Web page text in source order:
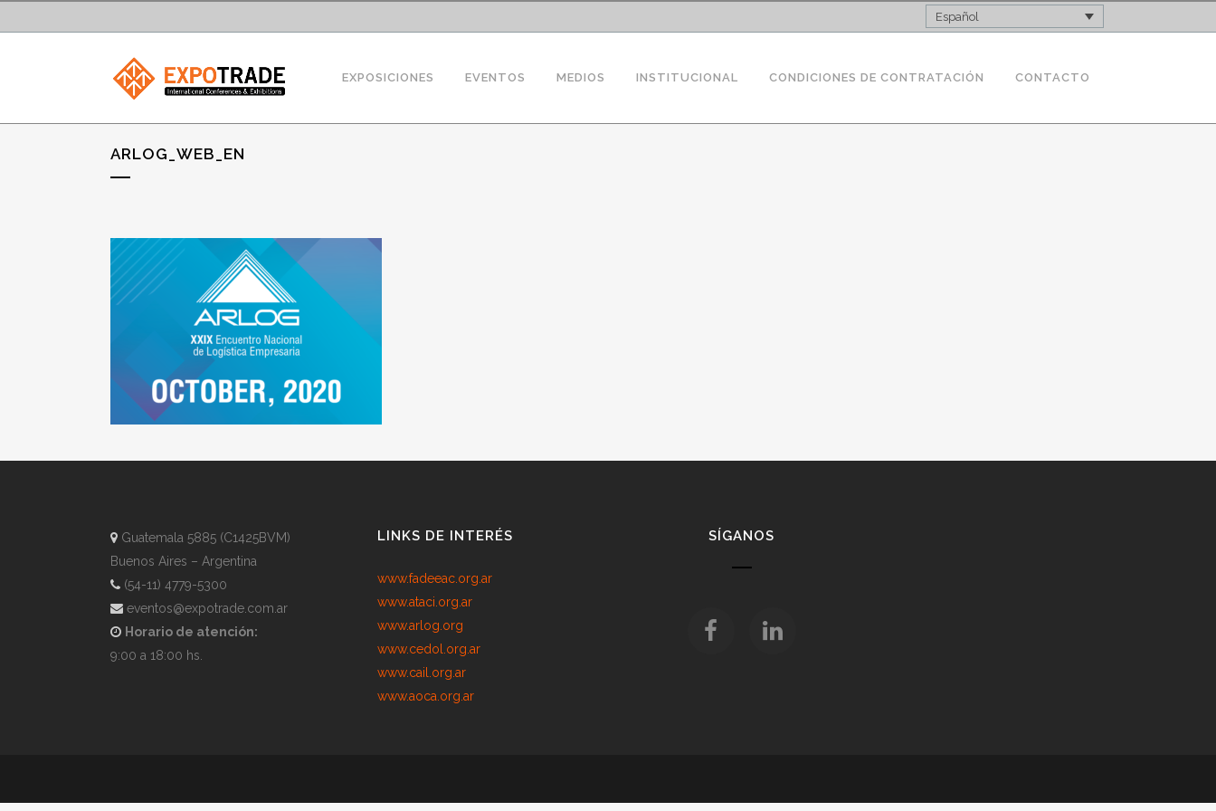
Español
EXPOSICIONES EVENTOS MEDIOS INSTITUCIONAL CONDICIONES DE CONTRATACIÓN CONTACTO
ARLOG_WEB_EN
Guatemala 5885 (C1425BVM)
Buenos Aires – Argentina
(54-11) 4779-5300
eventos@expotrade.com.ar
Horario de atención:
9:00 a 18:00 hs.
LINKS DE INTERÉS
www.fadeeac.org.ar
www.ataci.org.ar
www.arlog.org
www.cedol.org.ar
www.cail.org.ar
www.aoca.org.ar
SÍGANOS